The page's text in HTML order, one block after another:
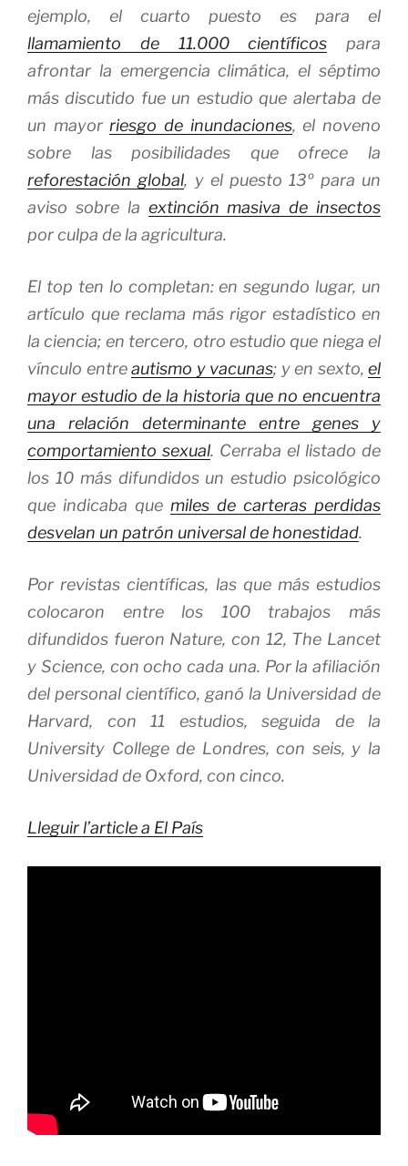
ejemplo, el cuarto puesto es para el
llamamiento de 11.000 científicos para
afrontar la emergencia climática, el séptimo
más discutido fue un estudio que alertaba de
un mayor riesgo de inundaciones, el noveno
sobre las posibilidades que ofrece la
reforestación global, y el puesto 13º para un
aviso sobre la extinción masiva de insectos
por culpa de la agricultura.
El top ten lo completan: en segundo lugar, un
artículo que reclama más rigor estadístico en
la ciencia; en tercero, otro estudio que niega el
vínculo entreautismo y vacunas; y en sexto, el
mayor estudio de la historia que no encuentra
una relación determinante entre genes y
comportamiento sexual. Cerraba el listado de
los 10 más difundidos un estudio psicológico
que indicaba que miles de carteras perdidas
desvelan un patrón universal de honestidad.
Por revistas científicas, las que más estudios
colocaron entre los 100 trabajos más
difundidos fueron Nature, con 12, The Lancet
y Science, con ocho cada una. Por la afiliación
del personal científico, ganó la Universidad de
Harvard, con 11 estudios, seguida de la
University College de Londres, con seis, y la
Universidad de Oxford, con cinco.
Lleguir l’article a El País